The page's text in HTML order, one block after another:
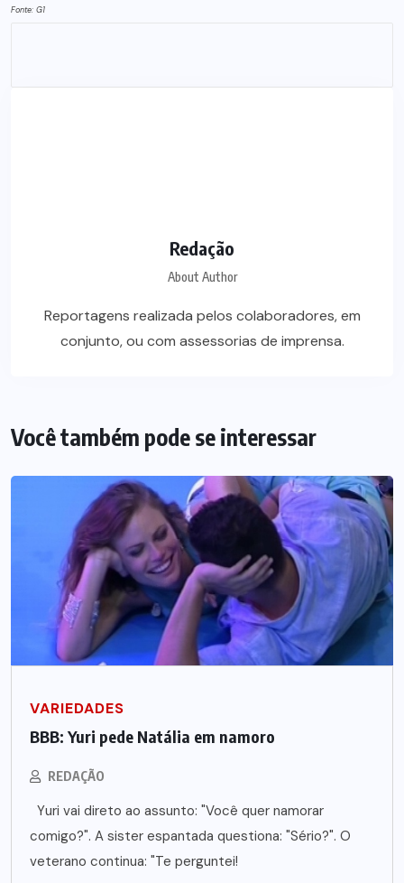
Fonte: G1
Redação
About Author
Reportagens realizada pelos colaboradores, em
conjunto, ou com assessorias de imprensa.
Você também pode se interessar
VARIEDADES
BBB: Yuri pede Natália em namoro
REDAÇÃO
Yuri vai direto ao assunto: "Você quer namorar
comigo?". A sister espantada questiona: "Sério?". O
veterano continua: "Te perguntei!